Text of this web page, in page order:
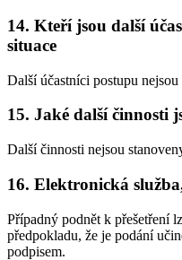
14. Kteří jsou další
situace
Další účastníci postupu nejsou
15. Jaké další činnosti
Další činnosti nejsou
16. Elektronická
Případný podnět k přešetření
předpokladu, že je podání
podpisem.